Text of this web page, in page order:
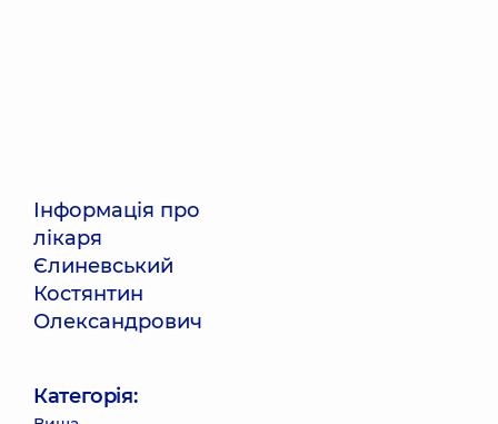
Інформація про
лікаря
Єлиневський
Костянтин
Олександрович
Категорія: